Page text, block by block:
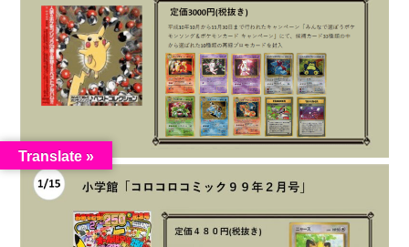
Translate »